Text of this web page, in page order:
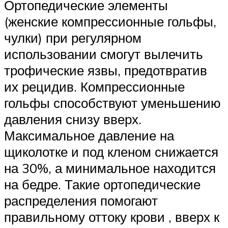
Ортопедические элементы
(женские компрессионные гольфы,
чулки) при регулярном
использовании смогут вылечить
трофические язвы, предотвратив
их рецидив. Компрессионные
гольфы способствуют уменьшению
давления снизу вверх.
Максимальное давление на
щиколотке и под кленом снижается
на 30%, а минимальное находится
на бедре. Такие ортопедические
распределения помогают
правильному оттоку крови , вверх к